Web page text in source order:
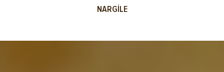
NARGILE